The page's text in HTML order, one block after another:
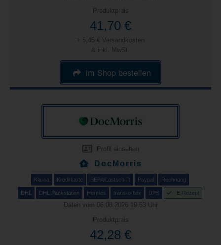
Produktpreis
41,70 €
+ 5,45 € Versandkosten
& inkl. MwSt.
im Shop bestellen
Profil einsehen
DocMorris
Klarna Kreditkarte SEPA/Lastschrift Paypal Rechnung
DHL DHL Packstation Hermes trans-o-flex UPS E-Rezept
Daten vom 06.08.2026 19:53 Uhr
Produktpreis
42,28 €